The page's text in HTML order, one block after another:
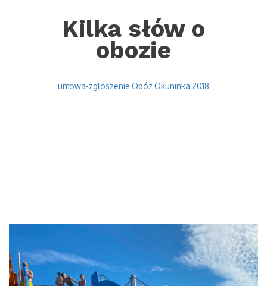
Kilka słów o
obozie
umowa-zgłoszenie Obóz Okuninka 2018